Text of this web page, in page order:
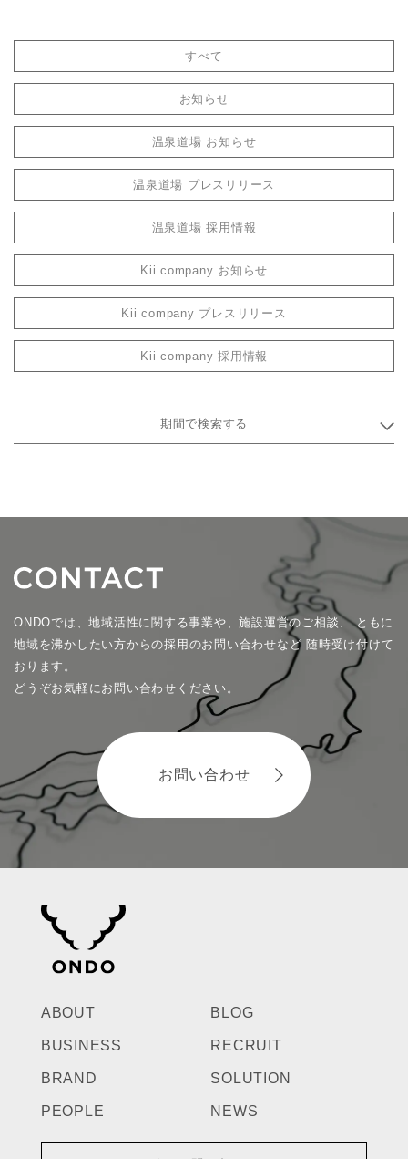
すべて
お知らせ
温泉道場 お知らせ
温泉道場 プレスリリース
温泉道場 採用情報
Kii company お知らせ
Kii company プレスリリース
Kii company 採用情報
期間で検索する
ONDOでは、地域活性に関する事業や、施設運営のご相談、ともに
地域を沸かしたい方からの採用のお問い合わせなど 随時受け付けて
おります。
どうぞお気軽にお問い合わせください。
お問い合わせ
ABOUT
BUSINESS
BRAND
PEOPLE
BLOG
RECRUIT
SOLUTION
NEWS